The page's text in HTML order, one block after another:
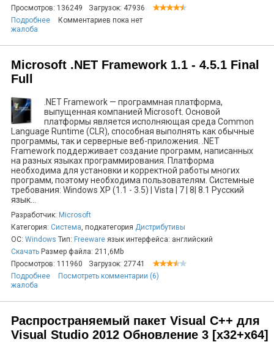
Просмотров: 136249
Загрузок: 47936
Подробнее
Комментариев пока нет
жалоба
Microsoft .NET Framework 1.1 - 4.5.1 Final
Full
.NET Framework — программная платформа,
выпущенная компанией Microsoft. Основой
платформы является исполняющая среда Common
Language Runtime (CLR), способная выполнять как обычные
программы, так и серверные веб-приложения. .NET
Framework поддерживает создание программ, написанных
на разных языках программирования. Платформа
необходима для установки и корректной работы многих
программ, поэтому необходима пользователям. Системные
требования: Windows XP (1.1 - 3.5) | Vista | 7 | 8| 8.1 Русский
язык...
Разработчик: Microsoft
Категория: Система, подкатегория Дистрибутивы
ОС: Windows Тип: Freeware язык интерфейса: английский
Скачать Размер файла: 211,6Mb
Просмотров: 111960
Загрузок: 27741
Подробнее
Посмотреть комментарии (6)
жалоба
Распространяемый пакет Visual C++ для
Visual Studio 2012 Обновление 3 [x32+x64]